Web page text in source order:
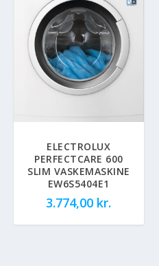
ELECTROLUX
PERFECTCARE 600
SLIM VASKEMASKINE
EW6S5404E1
3.774,00 kr.